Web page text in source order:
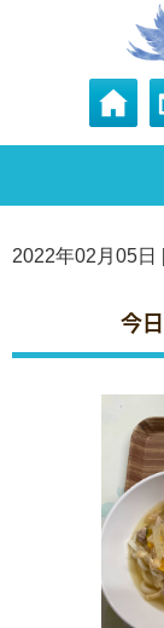
2022年02月05日
今